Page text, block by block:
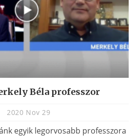
Béla professzor
2020 Nov 29
egyik legorvosabb professzora